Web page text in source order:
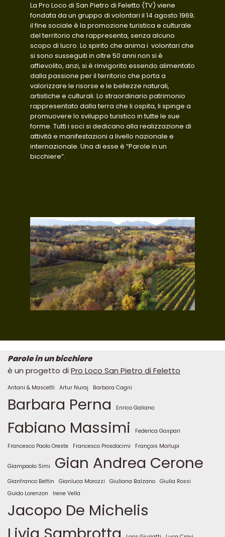
La Pro Loco di San Pietro di Feletto (TV) viene
fondata da un gruppo di volontari il 14 agosto 1969;
il fine sociale è la promozione turistica e culturale
del territorio che rappresenta, senza alcuno
scopo di lucro. Lo spirito che anima i volontari che
si sono susseguiti in oltre 50 anni non si è
affievolito, anzi, si è rinvigorito essendo alimentato
dalla passione per il territorio che porta a
valorizzare le risorse e le bellezze naturali,
artistiche e culturali. Lo straordinario patrimonio
rappresentato dalla terra che li ospita, li spinge a
promuovere lo sviluppo turistico in tutte le sue
forme. Tutti i soci si dedicano alla realizzazione di
attività e manifestazioni a livello nazionale e
internazionale. Una di esse è “Parole in un
bicchiere”.
Parole in un bicchiere
è un progetto di Pro Loco San Pietro di Feletto
Antani & Mascetti Artur Nuraj Barbara Cagni
Barbara Perna Enrico Galiano
Fabiano Massimi
Federica Gaspari
Francesco Paolo Oreste
Francesco Prosdocimi François Morlupi
Giampaolo Simi Gian Andrea Cerone
Gianfranco Bettin Gianluca Morozzi Giuliana Balzano Giulia Rossi
Guido Lorenzon
Irene Vella
Jacopo De Michelis